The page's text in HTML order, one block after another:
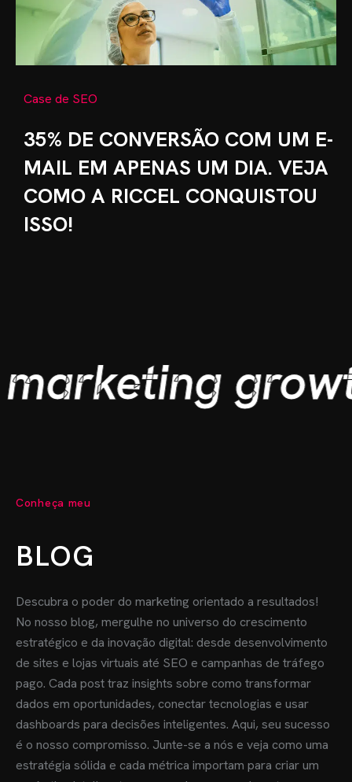
Case de SEO
35% DE CONVERSÃO COM UM E-
MAIL EM APENAS UM DIA. VEJA
COMO A RICCEL CONQUISTOU
ISSO!
Conheça meu
BLOG
Descubra o poder do marketing orientado a resultados!
No nosso blog, mergulhe no universo do crescimento
estratégico e da inovação digital: desde desenvolvimento
de sites e lojas virtuais até SEO e campanhas de tráfego
pago. Cada post traz insights sobre como transformar
dados em oportunidades, conectar tecnologias e usar
dashboards para decisões inteligentes. Aqui, seu sucesso
é o nosso compromisso. Junte-se a nós e veja como uma
estratégia sólida e cada métrica importam para criar um